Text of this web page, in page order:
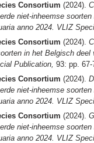
Consortium (2024).
niet-inheemse
anno 2024. VLIZ
Consortium (2024).
in het Belgisch
Publication, 93: pp. 67-
Consortium (2024).
niet-inheemse
anno 2024. VLIZ
Consortium (2024).
niet-inheemse
anno 2024. VLIZ